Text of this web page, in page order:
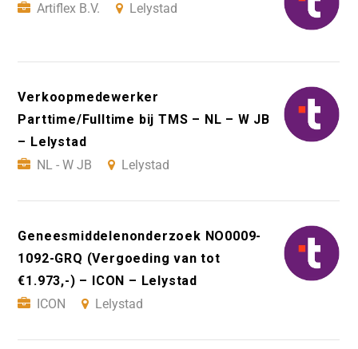
Artiflex B.V.
Lelystad
Verkoopmedewerker
Parttime/Fulltime bij TMS – NL – W JB
– Lelystad
NL - W JB
Lelystad
Geneesmiddelenonderzoek NO0009-
1092-GRQ (Vergoeding van tot
€1.973,-) – ICON – Lelystad
ICON
Lelystad